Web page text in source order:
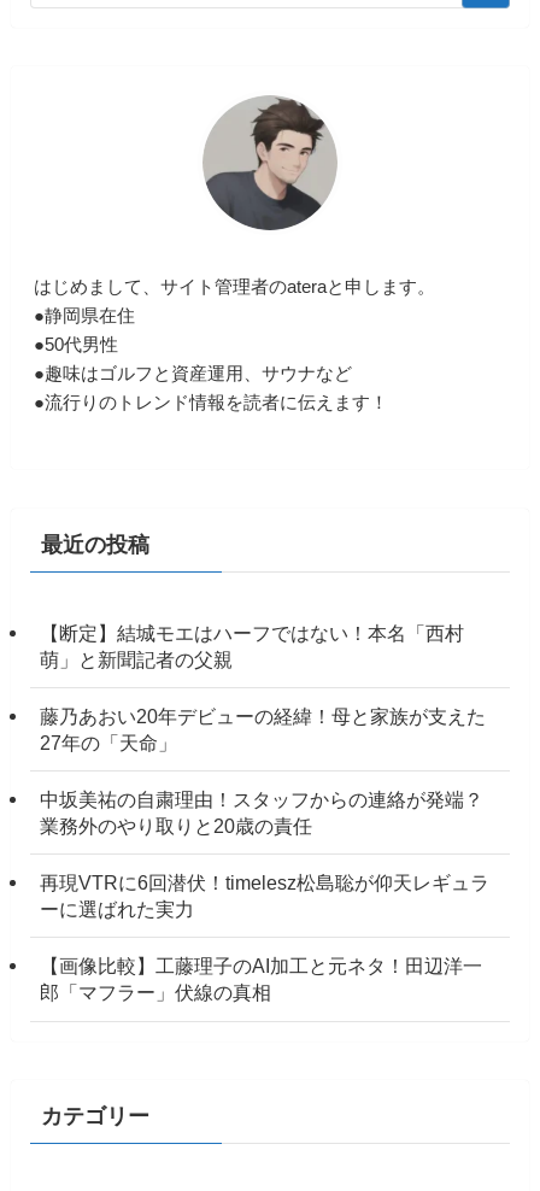
はじめまして、サイト管理者のateraと申します。
●静岡県在住
●50代男性
●趣味はゴルフと資産運用、サウナなど
●流行りのトレンド情報を読者に伝えます！
最近の投稿
【断定】結城モエはハーフではない！本名「西村
萌」と新聞記者の父親
藤乃あおい20年デビューの経緯！母と家族が支えた
27年の「天命」
中坂美祐の自粛理由！スタッフからの連絡が発端？
業務外のやり取りと20歳の責任
再現VTRに6回潜伏！timelesz松島聡が仰天レギュラ
ーに選ばれた実力
【画像比較】工藤理子のAI加工と元ネタ！田辺洋一
郎「マフラー」伏線の真相
カテゴリー